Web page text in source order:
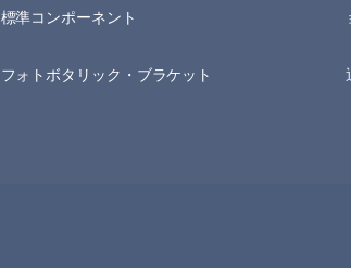
標準コンポーネント
フォトボタリック・ブラケット